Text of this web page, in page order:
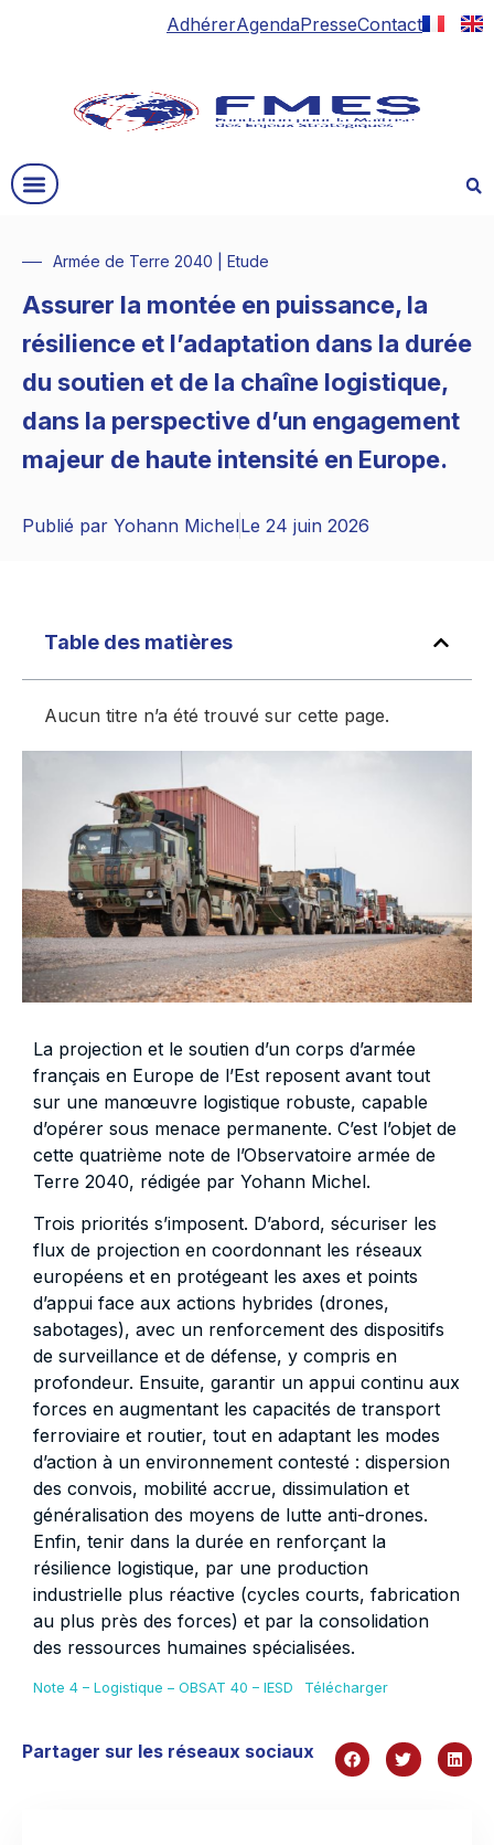
AdhérerAgendaPresseContact
Armée de Terre 2040 |Etude
Assurer la montée en puissance, la
résilience et l’adaptation dans la durée
du soutien et de la chaîne logistique,
dans la perspective d’un engagement
majeur de haute intensité en Europe.
Publié par Yohann MichelLe 24 juin 2026
Table des matières
Aucun titre n’a été trouvé sur cette page.
La projection et le soutien d’un corps d’armée
français en Europe de l’Est reposent avant tout
sur une manœuvre logistique robuste, capable
d’opérer sous menace permanente. C’est l’objet de
cette quatrième note de l’Observatoire armée de
Terre 2040, rédigée par Yohann Michel.
Trois priorités s’imposent. D’abord, sécuriser les
flux de projection en coordonnant les réseaux
européens et en protégeant les axes et points
d’appui face aux actions hybrides (drones,
sabotages), avec un renforcement des dispositifs
de surveillance et de défense, y compris en
profondeur. Ensuite, garantir un appui continu aux
forces en augmentant les capacités de transport
ferroviaire et routier, tout en adaptant les modes
d’action à un environnement contesté : dispersion
des convois, mobilité accrue, dissimulation et
généralisation des moyens de lutte anti-drones.
Enfin, tenir dans la durée en renforçant la
résilience logistique, par une production
industrielle plus réactive (cycles courts, fabrication
au plus près des forces) et par la consolidation
des ressources humaines spécialisées.
Note 4 – Logistique – OBSAT 40 – IESD Télécharger
Partager sur les réseaux sociaux